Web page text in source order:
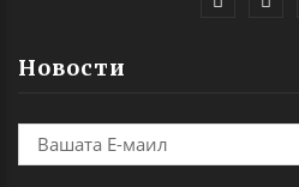
Новости